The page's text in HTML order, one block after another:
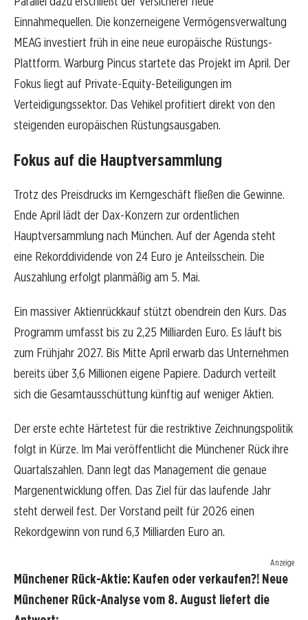
Einnahmequellen. Die konzerneigene Vermögensverwaltung
MEAG investiert früh in eine neue europäische Rüstungs-
Plattform. Warburg Pincus startete das Projekt im April. Der
Fokus liegt auf Private-Equity-Beteiligungen im
Verteidigungssektor. Das Vehikel profitiert direkt von den
steigenden europäischen Rüstungsausgaben.
Fokus auf die Hauptversammlung
Trotz des Preisdrucks im Kerngeschäft fließen die Gewinne.
Ende April lädt der Dax-Konzern zur ordentlichen
Hauptversammlung nach München. Auf der Agenda steht
eine Rekorddividende von 24 Euro je Anteilsschein. Die
Auszahlung erfolgt planmäßig am 5. Mai.
Ein massiver Aktienrückkauf stützt obendrein den Kurs. Das
Programm umfasst bis zu 2,25 Milliarden Euro. Es läuft bis
zum Frühjahr 2027. Bis Mitte April erwarb das Unternehmen
bereits über 3,6 Millionen eigene Papiere. Dadurch verteilt
sich die Gesamtausschüttung künftig auf weniger Aktien.
Der erste echte Härtetest für die restriktive Zeichnungspolitik
folgt in Kürze. Im Mai veröffentlicht die Münchener Rück ihre
Quartalszahlen. Dann legt das Management die genaue
Margenentwicklung offen. Das Ziel für das laufende Jahr
steht derweil fest. Der Vorstand peilt für 2026 einen
Rekordgewinn von rund 6,3 Milliarden Euro an.
Anzeige
Münchener Rück-Aktie: Kaufen oder verkaufen?! Neue
Münchener Rück-Analyse vom 8. August liefert die